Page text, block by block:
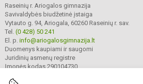
Raseinių r. Ariogalos gimnazija
Savivaldybės biudžetinė įstaiga
Vytauto g. 94, Ariogala, 60260 Raseinių r. sav.
Tel. (0 428) 50 241
El. p. info@ariogalosgimnazija.lt
Duomenys kaupiami ir saugomi
Juridinių asmenų registre
Įmonės kodas 290104730